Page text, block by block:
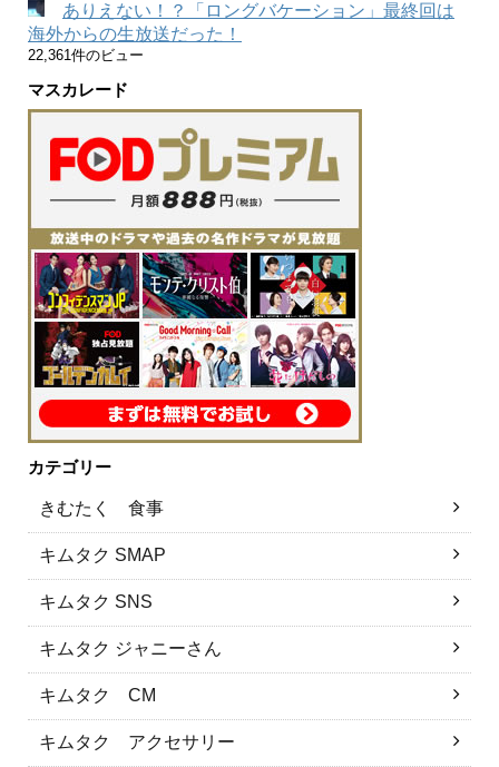
ありえない！？「ロングバケーション」最終回は
海外からの生放送だった！
22,361件のビュー
マスカレード
カテゴリー
きむたく 食事
キムタク SMAP
キムタク SNS
キムタク ジャニーさん
キムタク CM
キムタク アクセサリー